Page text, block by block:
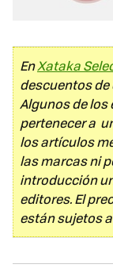
EnXataka
descuentos
Algunos de
pertenecer a
los artículos
las marcas ni
introducción
editores. El
están sujetos